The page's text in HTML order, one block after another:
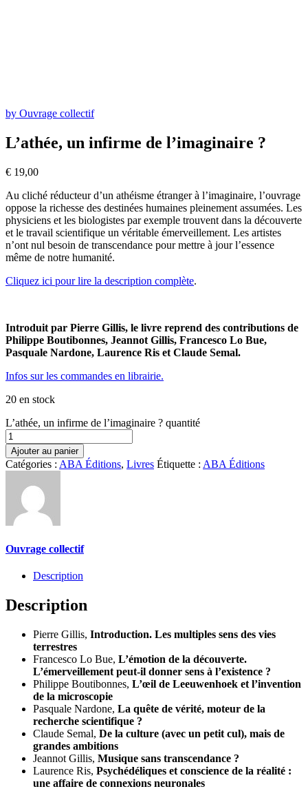
by Ouvrage collectif
L’athée, un infirme de l’imaginaire ?
€ 19,00
Au cliché réducteur d’un athéisme étranger à l’imaginaire, l’ouvrage
oppose la richesse des destinées humaines pleinement assumées. Les
physiciens et les biologistes par exemple trouvent dans la découverte
et le travail scientifique un véritable émerveillement. Les artistes
n’ont nul besoin de transcendance pour mettre à jour l’essence
même de notre humanité.
Cliquez ici pour lire la description complète.
Introduit par Pierre Gillis, le livre reprend des contributions de
Philippe Boutibonnes, Jeannot Gillis, Francesco Lo Bue,
Pasquale Nardone, Laurence Ris et Claude Semal.
Infos sur les commandes en librairie.
20 en stock
L’athée, un infirme de l’imaginaire ? quantité
Ajouter au panier
Catégories : ABA Éditions, Livres Étiquette : ABA Éditions
Ouvrage collectif
Description
Description
Pierre Gillis, Introduction. Les multiples sens des vies
terrestres
Francesco Lo Bue, L’émotion de la découverte.
L’émerveillement peut-il donner sens à l’existence ?
Philippe Boutibonnes, L’œil de Leeuwenhoek et l’invention
de la microscopie
Pasquale Nardone, La quête de vérité, moteur de la
recherche scientifique ?
Claude Semal, De la culture (avec un petit cul), mais de
grandes ambitions
Jeannot Gillis, Musique sans transcendance ?
Laurence Ris, Psychédéliques et conscience de la réalité :
une affaire de connexions neuronales